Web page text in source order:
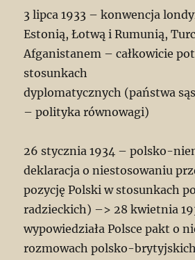
3 lipca 1933 – konwencja
Estonią, Łotwą i Rumunią,
Afganistanem – całkowicie
stosunkach
dyplomatycznych (państwa
– polityka równowagi)
26 stycznia 1934 – polsko-
deklaracja o niestosowaniu
pozycję Polski w stosunkach
radzieckich) –> 28 kwietnia
wypowiedziała Polsce pakt o
rozmowach polsko-